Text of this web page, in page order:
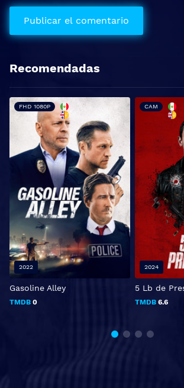
Recomendadas
Gasoline Alley
TMDB 0
FHD 1080P
2022
5 Lb de
TMDB 6.6
CAM
2024